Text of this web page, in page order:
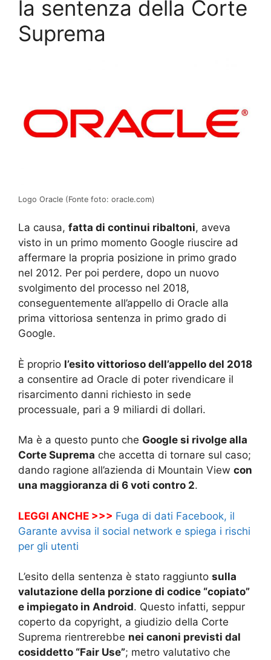
la sentenza della Corte
Suprema
Logo Oracle (Fonte foto: oracle.com)
La causa, fatta di continui ribaltoni, aveva
visto in un primo momento Google riuscire ad
affermare la propria posizione in primo grado
nel 2012. Per poi perdere, dopo un nuovo
svolgimento del processo nel 2018,
conseguentemente all’appello di Oracle alla
prima vittoriosa sentenza in primo grado di
Google.
È proprio l’esito vittorioso dell’appello del 2018
a consentire ad Oracle di poter rivendicare il
risarcimento danni richiesto in sede
processuale, pari a 9 miliardi di dollari.
Ma è a questo punto che Google si rivolge alla
Corte Suprema che accetta di tornare sul caso;
dando ragione all’azienda di Mountain View con
una maggioranza di 6 voti contro 2.
LEGGI ANCHE >>> Fuga di dati Facebook, il
Garante avvisa il social network e spiega i rischi
per gli utenti
L’esito della sentenza è stato raggiunto sulla
valutazione della porzione di codice “copiato”
e impiegato in Android. Questo infatti, seppur
coperto da copyright, a giudizio della Corte
Suprema rientrerebbe nei canoni previsti dal
cosiddetto “Fair Use”; metro valutativo che